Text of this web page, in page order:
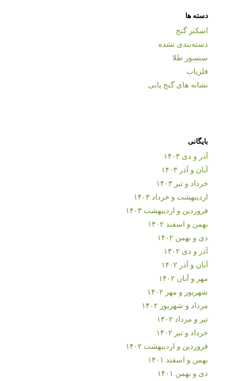
دسته ها
اسکنر گنج
دسته‌بندی نشده
سنسور طلا
فلزیاب
نشانه های گنج یابی
بایگانی
آذر و دی ۱۴۰۳
آبان و آذر ۱۴۰۳
خرداد و تیر ۱۴۰۳
اردیبهشت و خرداد ۱۴۰۳
فروردین و اردیبهشت ۱۴۰۳
بهمن و اسفند ۱۴۰۲
دی و بهمن ۱۴۰۲
آذر و دی ۱۴۰۲
آبان و آذر ۱۴۰۲
مهر و آبان ۱۴۰۲
شهریور و مهر ۱۴۰۲
مرداد و شهریور ۱۴۰۲
تیر و مرداد ۱۴۰۲
خرداد و تیر ۱۴۰۲
فروردین و اردیبهشت ۱۴۰۲
بهمن و اسفند ۱۴۰۱
دی و بهمن ۱۴۰۱